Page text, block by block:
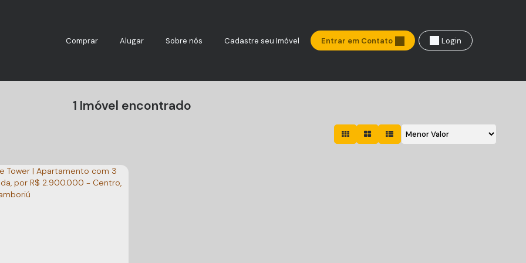
Login
Entrar em Contato
Cadastre seu Imóvel
Sobre nós
Alugar
Comprar
1 Imóvel encontrado